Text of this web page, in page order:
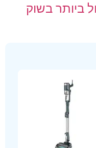
ביותר בשוק